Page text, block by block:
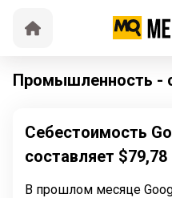
Промышленность -
Себестоимость
составляет $79,78
В прошлом месяце